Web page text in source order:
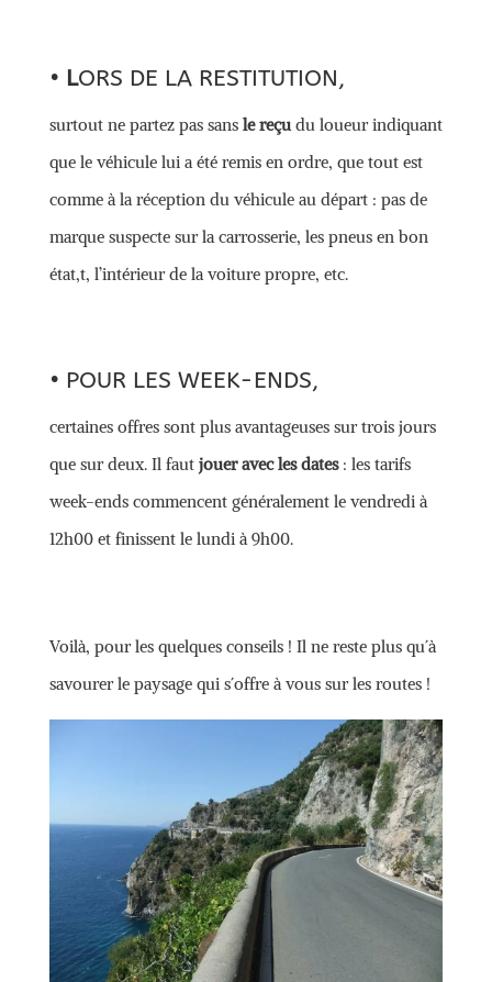
• LORS DE LA RESTITUTION,
surtout ne partez pas sans le reçudu loueur indiquant
que le véhicule lui a été remis en ordre, que tout est
comme à la réception du véhicule au départ : pas de
marque suspecte sur la carrosserie, les pneus en bon
état,t, l’intérieur de la voiture propre, etc.
• POUR LES WEEK-ENDS,
certaines offres sont plus avantageuses sur trois jours
que sur deux. Il faut jouer avec les dates: les tarifs
week-ends commencent généralement le vendredi à
12h00 et finissent le lundi à 9h00.
Voilà, pour les quelques conseils ! Il ne reste plus qu´à
savourer le paysage qui s´offre à vous sur les routes !